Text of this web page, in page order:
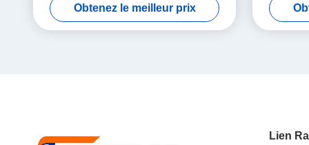
Obtenez le meilleur prix
Intégré
Lien